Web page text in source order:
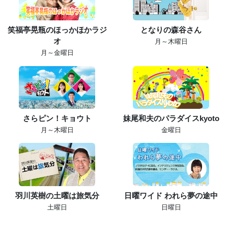
笑福亭晃瓶のほっかほかラジ
オ
月～金曜日
となりの森谷さん
月～木曜日
さらピン！キョウト
月～木曜日
妹尾和夫のパラダイスkyoto
金曜日
羽川英樹の土曜は旅気分
土曜日
日曜ワイド われら夢の途中
日曜日